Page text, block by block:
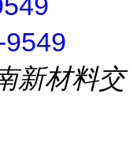
新材料交